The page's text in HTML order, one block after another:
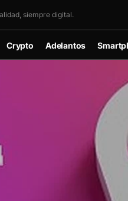
siempre digital.
Crypto Adelantos